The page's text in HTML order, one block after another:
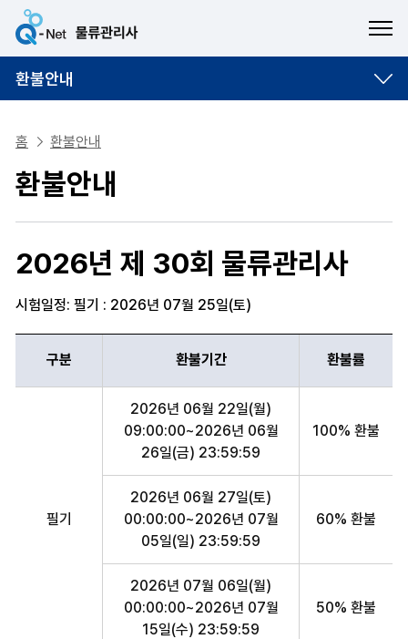
환불안내
홈 환불안내
환불안내
2026년 제 30회 물류관리사
시험일정: 필기 : 2026년 07월 25일(토)
구분 환불기간 환불률
필기
2026년 06월 22일(월)
09:00:00~2026년 06월
26일(금) 23:59:59
100% 환불
2026년 06월 27일(토)
00:00:00~2026년 07월
05일(일) 23:59:59
60% 환불
2026년 07월 06일(월)
00:00:00~2026년 07월
15일(수) 23:59:59
50% 환불